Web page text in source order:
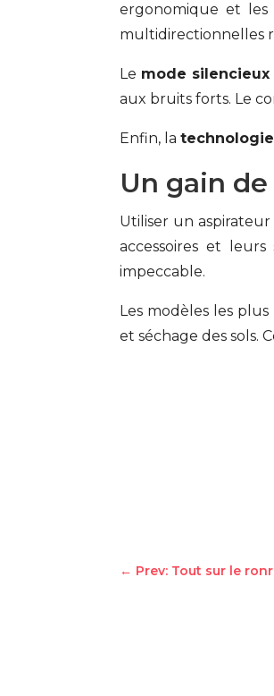
ergonomique et
multidirectionnelles
Le mode silencieux
aux bruits forts. Le
Enfin, la
Un gain
Utiliser un
accessoires et leurs
impeccable.
Les modèles les
et séchage des sols.
← Prev: Tout sur le